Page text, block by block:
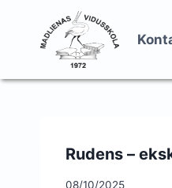
content
Rudens –
08/10/2025